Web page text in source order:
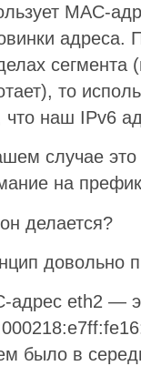
MAC-
адреса.
сегмента
то
что наш IPv6
случае
на
делается?
довольно
адрес eth2 —
было в